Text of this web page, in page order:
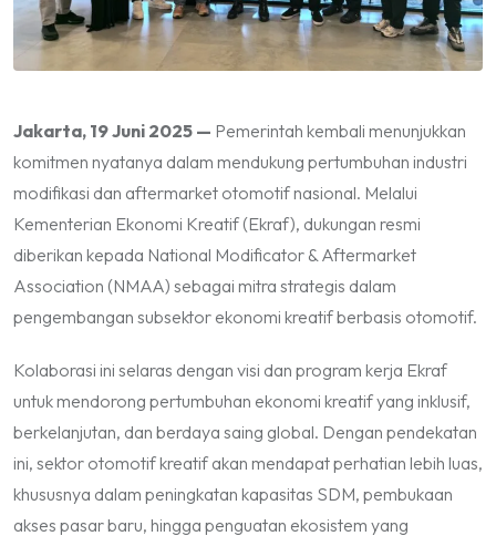
Jakarta, 19 Juni 2025 — Pemerintah kembali menunjukkan
komitmen nyatanya dalam mendukung pertumbuhan industri
modifikasi dan aftermarket otomotif nasional. Melalui
Kementerian Ekonomi Kreatif (Ekraf), dukungan resmi
diberikan kepada National Modificator & Aftermarket
Association (NMAA) sebagai mitra strategis dalam
pengembangan subsektor ekonomi kreatif berbasis otomotif.
Kolaborasi ini selaras dengan visi dan program kerja Ekraf
untuk mendorong pertumbuhan ekonomi kreatif yang inklusif,
berkelanjutan, dan berdaya saing global. Dengan pendekatan
ini, sektor otomotif kreatif akan mendapat perhatian lebih luas,
khususnya dalam peningkatan kapasitas SDM, pembukaan
akses pasar baru, hingga penguatan ekosistem yang